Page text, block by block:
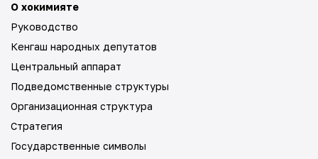
О хокимияте
Руководство
Кенгаш народных депутатов
Центральный аппарат
Подведомственные структуры
Организационная структура
Стратегия
Государственные символы